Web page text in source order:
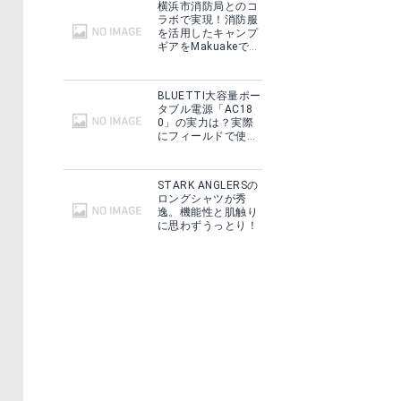
横浜市消防局とのコ
ラボで実現！消防服
を活用したキャンプ
ギアをMakuakeで予
BLUETTI大容量ポー
タブル電源「AC18
0」の実力は？実際
にフィールドで使用
STARK ANGLERSの
ロングシャツが秀
逸。機能性と肌触り
に思わずうっとり！